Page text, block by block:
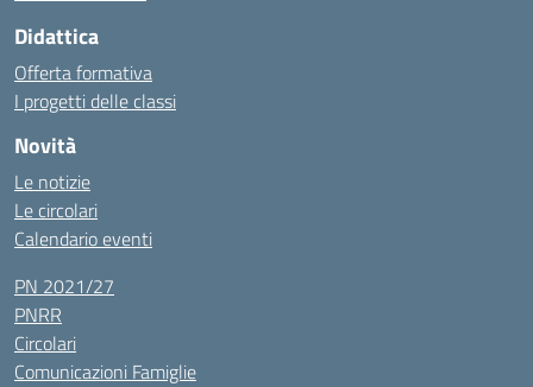
Didattica
Offerta formativa
I progetti delle classi
Novità
Le notizie
Le circolari
Calendario eventi
PN 2021/27
PNRR
Circolari
Comunicazioni Famiglie